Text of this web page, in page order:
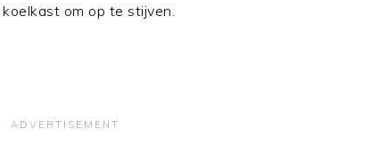
om op te stijven.